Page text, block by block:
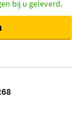
bij u geleverd.